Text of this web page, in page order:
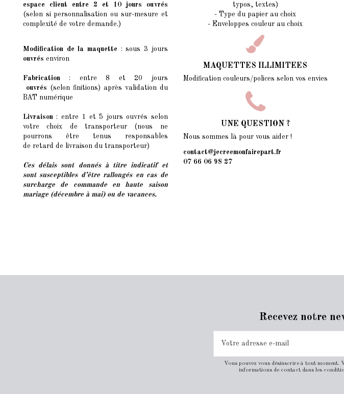
espace client entre 2 et 10 jours ouvrés
(selon si personnalisation ou sur-mesure et
complexité de votre demande.)
Modification de la maquette : sous 3 jours
ouvrés environ
Fabrication : entre 8 et 20 jours
ouvrés (selon finitions) après validation du
BAT numérique
Livraison : entre 1 et 5 jours ouvrés selon
votre choix de transporteur (nous ne
pourrons être tenus responsables
de retard de livraison du transporteur)
Ces délais sont donnés à titre indicatif et
sont susceptibles d’être rallongés en cas de
surcharge de commande en haute saison
mariage (décembre à mai) ou de vacances.
typos, textes)
- Type du papier au choix
- Enveloppes couleur au choix
MAQUETTES ILLIMITEES
Modification couleurs/polices selon vos envies
UNE QUESTION ?
Nous sommes là pour vous aider !
contact@jecreemonfairepart.fr
07 66 06 98 27
Recevez notre
Vous pouvez vous désinscrire à tout moment.
informations de contact dans les